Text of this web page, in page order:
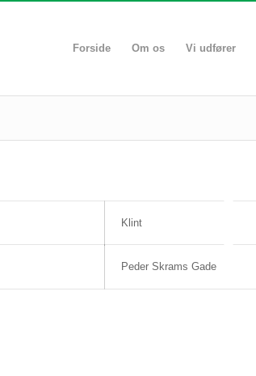
Forside Om os Vi udfører
Klint
Peder Skrams Gade